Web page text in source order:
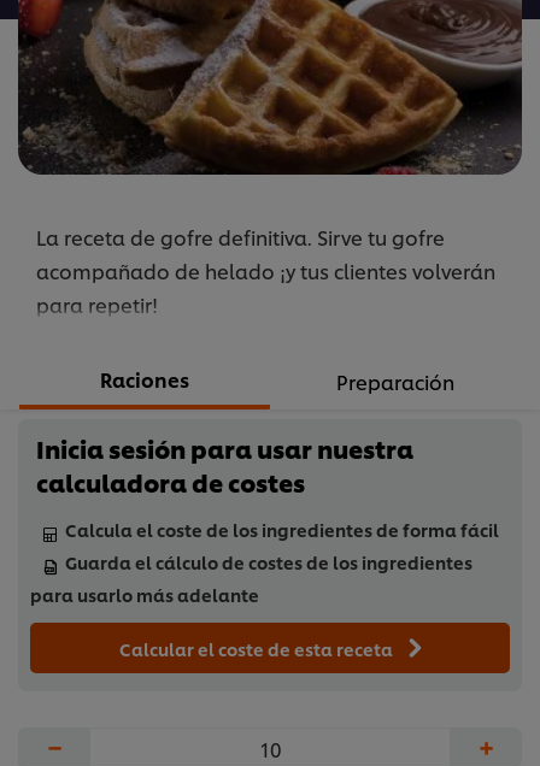
este
recipe
La receta de gofre definitiva. Sirve tu gofre
acompañado de helado ¡y tus clientes volverán
para repetir!
Raciones Preparación
Inicia sesión para usar nuestra
calculadora de costes
Calcula el coste de los ingredientes de forma fácil
Guarda el cálculo de costes de los ingredientes
para usarlo más adelante
Calcular el coste de esta receta
− +